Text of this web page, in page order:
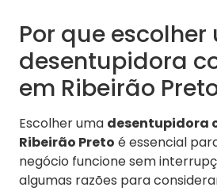
Por que escolher
desentupidora
em Ribeirão
Escolher uma desentupidora
Ribeirão Preto é essencial
negócio funcione sem
algumas razões para